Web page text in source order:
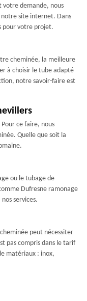
votre demande, nous
site internet. Dans
pour votre projet.
cheminée, la meilleure
à choisir le tube adapté
notre savoir-faire est
ce faire, nous
Quelle que soit la
ou le tubage de
Dufresne ramonage
services.
peut nécessiter
pas compris dans le tarif
matériaux : inox,